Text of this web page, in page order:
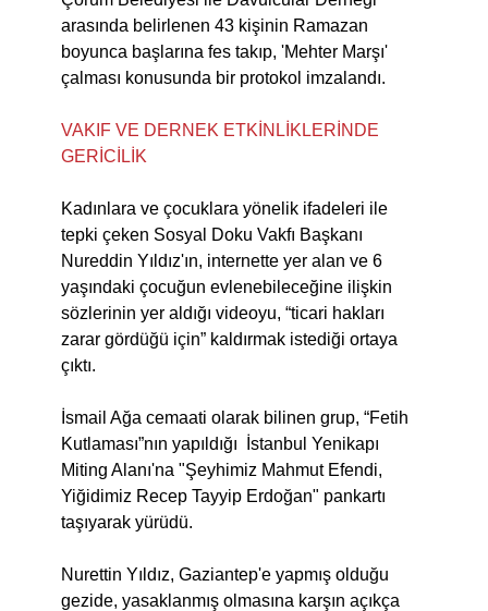
arasında belirlenen 43 kişinin Ramazan
boyunca başlarına fes takıp, 'Mehter Marşı'
çalması konusunda bir protokol imzalandı.
VAKIF VE DERNEK ETKİNLİKLERİNDE
GERİCİLİK
Kadınlara ve çocuklara yönelik ifadeleri ile
tepki çeken Sosyal Doku Vakfı Başkanı
Nureddin Yıldız'ın, internette yer alan ve 6
yaşındaki çocuğun evlenebileceğine ilişkin
sözlerinin yer aldığı videoyu, “ticari hakları
zarar gördüğü için” kaldırmak istediği ortaya
çıktı.
İsmail Ağa cemaati olarak bilinen grup, “Fetih
Kutlaması”nın yapıldığı İstanbul Yenikapı
Miting Alanı'na "Şeyhimiz Mahmut Efendi,
Yiğidimiz Recep Tayyip Erdoğan" pankartı
taşıyarak yürüdü.
Nurettin Yıldız, Gaziantep'e yapmış olduğu
gezide, yasaklanmış olmasına karşın açıkça